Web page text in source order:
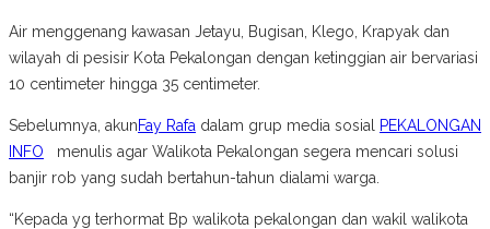
Air menggenang kawasan Jetayu, Bugisan, Klego, Krapyak dan
wilayah di pesisir Kota Pekalongan dengan ketinggian air bervariasi
10 centimeter hingga 35 centimeter.
Sebelumnya, akunFay Rafa dalam grup media sosial
PEKALONGAN
INFO menulis agar Walikota Pekalongan segera mencari solusi
banjir rob yang sudah bertahun-tahun dialami warga.
“Kepada yg terhormat Bp walikota pekalongan dan wakil walikota